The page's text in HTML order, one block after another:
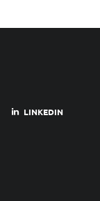
LINKEDIN